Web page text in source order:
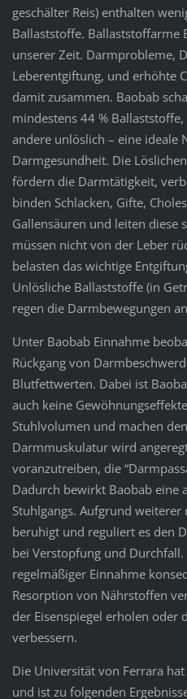
geschälter Reis) enthalten
Ballaststoffe. Ballaststoffarme
unserer Zeit. Darmprobleme,
Leber­ent­gif­tung, und erhöhte
damit zusammen. Baobab
mindestens 44 %
andere unlöslich – eine ideale
Darmgesundheit. Die
fördern die Darmtätigkeit,
binden Schlacken, Gifte,
Gallensäuren und leiten diese
müssen nicht von der Leber
belasten das wichtige
Unlösliche Ballaststoffe (in
regen die Darmbewegungen
Unter Baobab Einnahme
Rückgang von
Blutfettwerten. Dabei ist
auch keine
Stuhlvolumen und machen
Darmmuskulatur wird
voranzutreiben, die
Dadurch bewirkt Baobab eine
Stuhlgangs. Aufgrund
beruhigt und reguliert es den
bei Verstopfung und
regelmäßiger Einnahme
Resorption von Nährstoffen
der Eisenspiegel erholen oder
verbessern.
Die Universität von Ferrara
und ist zu folgenden